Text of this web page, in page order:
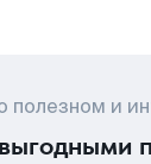
полезном и